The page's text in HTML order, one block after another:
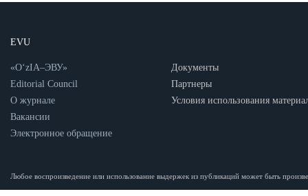
EVU
«O‘zIA–ЭВУ»
Editorial Council
О журнале
Вакансии
Электронное обращение
Документы
Партнеры
Условия использования
Любое воспроизведение или использование выдержек из публикаций может быть